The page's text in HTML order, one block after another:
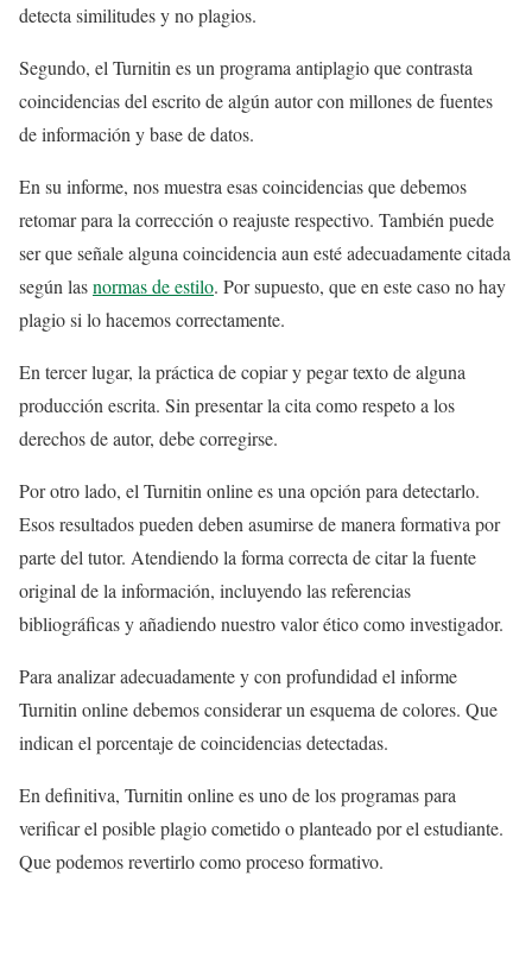
detecta similitudes y no plagios.
Segundo, el Turnitin es un programa antiplagio que contrasta
coincidencias del escrito de algún autor con millones de fuentes
de información y base de datos.
En su informe, nos muestra esas coincidencias que debemos
retomar para la corrección o reajuste respectivo. También puede
ser que señale alguna coincidencia aun esté adecuadamente citada
según lasnormas de estilo. Por supuesto, que en este caso no hay
plagio si lo hacemos correctamente.
En tercer lugar, la práctica de copiar y pegar texto de alguna
producción escrita. Sin presentar la cita como respeto a los
derechos de autor, debe corregirse.
Por otro lado, el Turnitin online es una opción para detectarlo.
Esos resultados pueden deben asumirse de manera formativa por
parte del tutor. Atendiendo la forma correcta de citar la fuente
original de la información, incluyendo las referencias
bibliográficas y añadiendo nuestro valor ético como investigador.
Para analizar adecuadamente y con profundidad el informe
Turnitin online debemos considerar un esquema de colores. Que
indican el porcentaje de coincidencias detectadas.
En definitiva, Turnitin online es uno de los programas para
verificar el posible plagio cometido o planteado por el estudiante.
Que podemos revertirlo como proceso formativo.